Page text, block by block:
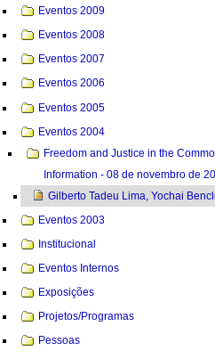
Eventos 2009
Eventos 2008
Eventos 2007
Eventos 2006
Eventos 2005
Eventos 2004
Freedom and Justice in the
Information - 08 de novembro de
Gilberto Tadeu Lima, Yochai
Eventos 2003
Institucional
Eventos Internos
Exposições
Projetos/Programas
Pessoas